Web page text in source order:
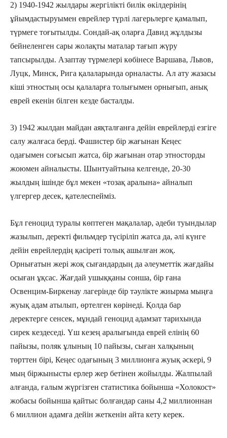
2) 1940-1942 жылдары жергілікті билік өкілдерінің
ұйымдастыруымен еврейлер түрлі лагерьлерге қамалып,
түрмеге тоғытылды. Сондай-ақ оларға Давид жұлдызы
бейнеленген сары жолақты маталар тағып жүру
тапсырылды. Азаптау түрмелері көбінесе Варшава, Львов,
Луцк, Минск, Рига қалаларында орналасты. Ал ату жазасы
кіші этностың осы қалаларға толығымен орнығып, анық
еврей екенін білген кезде басталды.
3) 1942 жылдан майдан аяқталғанға дейін еврейлерді езгіге
салу жалғаса берді. Фашистер бір жағынан Кеңес
одағымен соғысып жатса, бір жағынан отар этносторды
жоюмен айналысты. Шынтуайтына келгенде, 20-30
жылдың ішінде бұл мекен «тозақ аралына» айналып
үлгергер десек, қателеспейміз.
Бұл геноцид туралы көптеген мақалалар, әдеби туындылар
жазылып, деректі фильмдер түсіріліп жатса да, әлі күнге
дейін еврейлердің қасіреті толық ашылған жоқ.
Орнығатын жері жоқ сығандардың да әлеуметтік жағдайы
осыған ұқсас. Жағдай ушыққаны сонша, бір ғана
Освенцим-Биркенау лагерінде бір тәулікте жиырма мыңға
жуық адам атылып, өртелген көрінеді. Қолда бар
деректерге сенсек, мұндай геноцид адамзат тарихында
сирек кездеседі. Үш кезең аралығында еврей елінің 60
пайызы, поляк ұлының 10 пайызы, сыған халқының
төрттен бірі, Кеңес одағының 3 миллионға жуық әскері, 9
мың біржынысты ерлер жер бетінен жойылды. Жалпылай
алғанда, ғалым жүргізген статистика бойынша «Холокост»
жобасы бойынша қайтыс болғандар саны 4,2 миллионнан
6 миллион адамға дейін жеткенін айта кету керек.